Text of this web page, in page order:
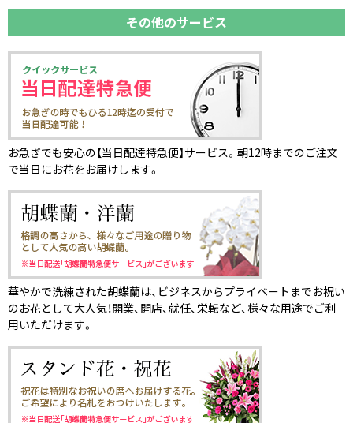
その他のサービス
お急ぎでも安心の【当日配達特急便】サービス。朝12時までのご注文
で当日にお花をお届けします。
華やかで洗練された胡蝶蘭は、ビジネスからプライベートまでお祝い
のお花として大人気！開業、開店、就任、栄転など、様々な用途でご利
用いただけます。